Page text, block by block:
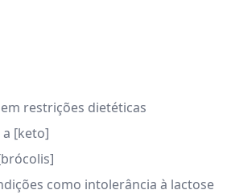
restrições dietéticas
a [keto]
como intolerância à lactose